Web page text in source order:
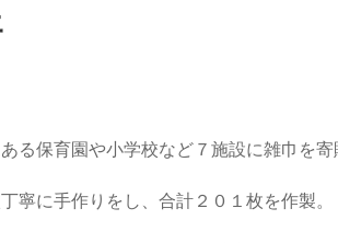
る保育園や小学校など７施設に雑巾を
寧に手作りをし、合計２０１枚を作製。